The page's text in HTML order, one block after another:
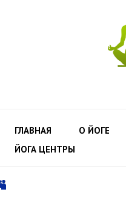
ГЛАВНАЯ О ЙОГЕ
ЙОГА ЦЕНТРЫ